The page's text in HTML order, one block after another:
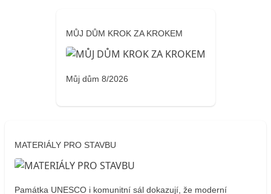
MŮJ DŮM KROK ZA KROKEM
Můj dům 8/2026
MATERIÁLY PRO STAVBU
Památka UNESCO i komunitní sál dokazují, že moderní